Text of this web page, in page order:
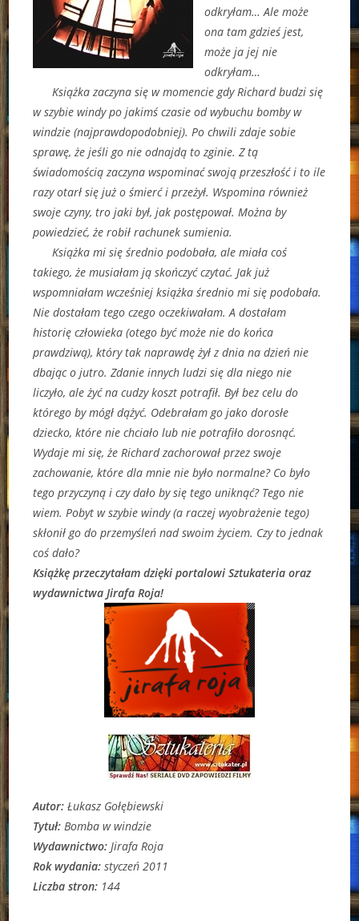
odkryłam… Ale może
ona tam gdzieś jest,
może ja jej nie
odkryłam…
Książka zaczyna się w momencie gdy Richard budzi się
w szybie windy po jakimś czasie od wybuchu bomby w
windzie (najprawdopodobniej). Po chwili zdaje sobie
sprawę, że jeśli go nie odnajdą to zginie. Z tą
świadomością zaczyna wspominać swoją przeszłość i to ile
razy otarł się już o śmierć i przeżył. Wspomina również
swoje czyny, tro jaki był, jak postępował. Można by
powiedzieć, że robił rachunek sumienia.
Książka mi się średnio podobała, ale miała coś
takiego, że musiałam ją skończyć czytać. Jak już
wspomniałam wcześniej książka średnio mi się podobała.
Nie dostałam tego czego oczekiwałam. A dostałam
historię człowieka (otego być może nie do końca
prawdziwą), który tak naprawdę żył z dnia na dzień nie
dbając o jutro. Zdanie innych ludzi się dla niego nie
liczyło, ale żyć na cudzy koszt potrafił. Był bez celu do
którego by mógł dążyć. Odebrałam go jako dorosłe
dziecko, które nie chciało lub nie potrafiło dorosnąć.
Wydaje mi się, że Richard zachorował przez swoje
zachowanie, które dla mnie nie było normalne? Co było
tego przyczyną i czy dało by się tego uniknąć? Tego nie
wiem. Pobyt w szybie windy (a raczej wyobrażenie tego)
skłonił go do przemyśleń nad swoim życiem. Czy to jednak
coś dało?
Książkę przeczytałam dzięki portalowi Sztukateria oraz
wydawnictwa Jirafa Roja!
Autor:Łukasz Gołębiewski
Tytuł: Bomba w windzie
Wydawnictwo: Jirafa Roja
Rok wydania:styczeń 2011
Liczba stron: 144